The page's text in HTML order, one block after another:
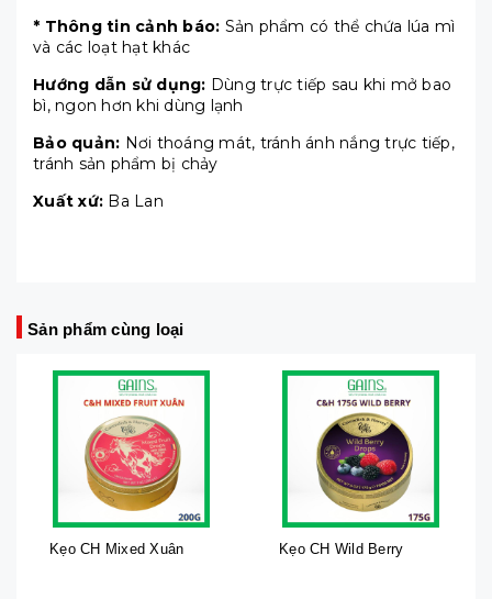
* Thông tin cảnh báo: Sản phẩm có thể chứa lúa mì
và các loạt hạt khác
Hướng dẫn sử dụng: Dùng trực tiếp sau khi mở bao
bì, ngon hơn khi dùng lạnh
Bảo quản: Nơi thoáng mát, tránh ánh nắng trực tiếp,
tránh sản phẩm bị chảy
Xuất xứ: Ba Lan
Sản phẩm cùng loại
Kẹo CH Wild Berry
Bánh Gạo Nướng Vị